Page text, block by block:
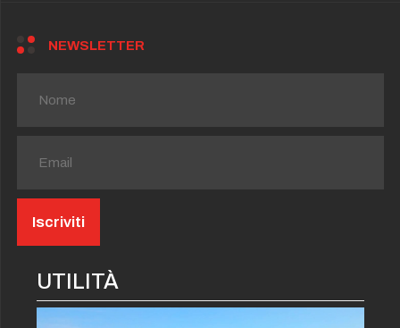
NEWSLETTER
UTILITÀ